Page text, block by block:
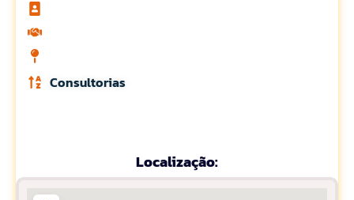
Consultorias
Localização: